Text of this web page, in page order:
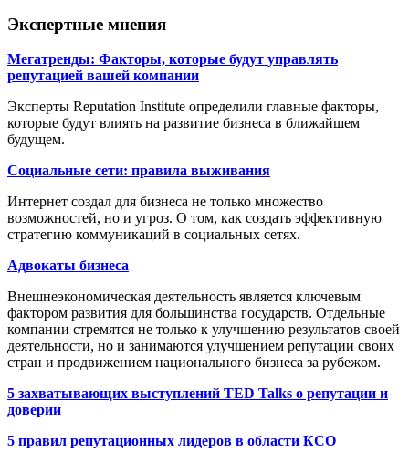
Экспертные мнения
Мегатренды: Факторы, которые будут управлять
репутацией вашей компании
Эксперты Reputation Institute определили главные факторы,
которые будут влиять на развитие бизнеса в ближайшем
будущем.
Социальные сети: правила выживания
Интернет создал для бизнеса не только множество
возможностей, но и угроз. О том, как создать эффективную
стратегию коммуникаций в социальных сетях.
Адвокаты бизнеса
Внешнеэкономическая деятельность является ключевым
фактором развития для большинства государств. Отдельные
компании стремятся не только к улучшению результатов своей
деятельности, но и занимаются улучшением репутации своих
стран и продвижением национального бизнеса за рубежом.
5 захватывающих выступлений TED Talks о репутации и
доверии
5 правил репутационных лидеров в области КСО